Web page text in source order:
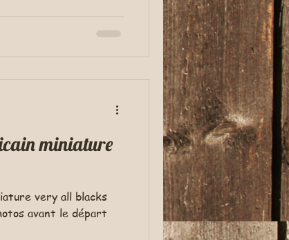
miniature
very all blacks
avant le départ